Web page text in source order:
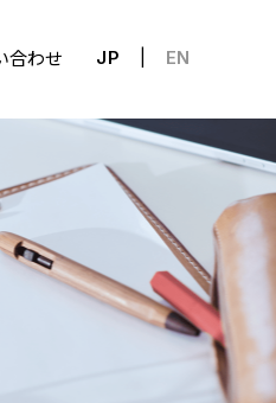
合わせ EN
JP